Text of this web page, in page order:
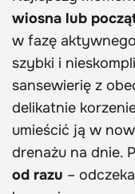
wiosna lub
w fazę
szybki i
sansewierię z
delikatnie
umieścić ją w
drenażu na dnie.
od razu –